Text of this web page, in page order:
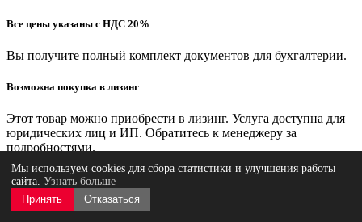
Все цены указаны с НДС 20%
Вы получите полный комплект документов для бухгалтерии.
Возможна покупка в лизинг
Этот товар можно приобрести в лизинг. Услуга доступна для
юридических лиц и ИП. Обратитесь к менеджеру за
подробностями.
Мы предлагаем несколько удобных вариантов получения
заказа, чтобы вы могли выбрать самый подходящий.
Мы используем cookies для сбора статистики и улучшения работы
сайта. Узнать больше
Принять
Отказаться